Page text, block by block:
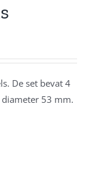
De set bevat 4
53 mm.